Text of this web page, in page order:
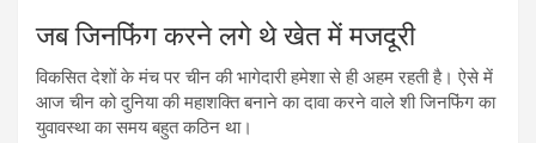
जब जिनफिंग करने लगे थे खेत में मजदूरी
विकसित देशों के मंच पर चीन की भागेदारी हमेशा से ही अहम रहती है। ऐसे में
आज चीन को दुनिया की महाशक्ति बनाने का दावा करने वाले शी जिनफिंग का
युवावस्था का समय बहुत कठिन था।